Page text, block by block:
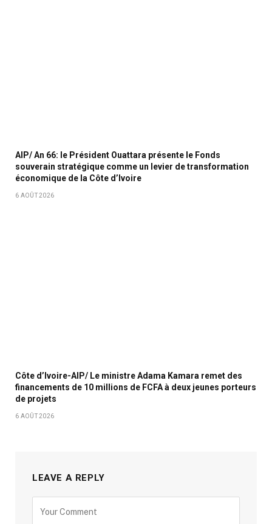
AIP/ An 66: le Président Ouattara présente le Fonds
souverain stratégique comme un levier de transformation
économique de la Côte d’Ivoire
6 AOÛT 2026
Côte d’Ivoire-AIP/ Le ministre Adama Kamara remet des
financements de 10 millions de FCFA à deux jeunes porteurs
de projets
6 AOÛT 2026
LEAVE A REPLY